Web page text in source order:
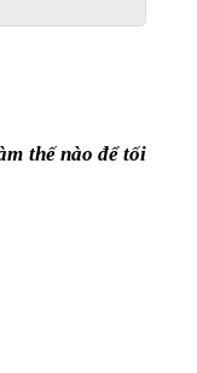
thế nào để tối